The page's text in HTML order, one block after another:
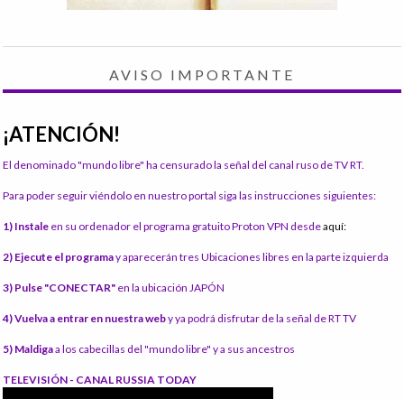
AVISO IMPORTANTE
¡ATENCIÓN!
El denominado "mundo libre" ha censurado la señal del canal ruso de TV RT.
Para poder seguir viéndolo en nuestro portal siga las instrucciones siguientes:
1) Instale en su ordenador el programa gratuito Proton VPN desdeaquí:
2) Ejecute el programay aparecerán tres Ubicaciones libres en la parte izquierda
3) Pulse "CONECTAR" en la ubicación JAPÓN
4) Vuelva a entrar en nuestra weby ya podrá disfrutar de la señal de RT TV
5) Maldigaa los cabecillas del "mundo libre" y a sus ancestros
TELEVISIÓN - CANAL RUSSIA TODAY